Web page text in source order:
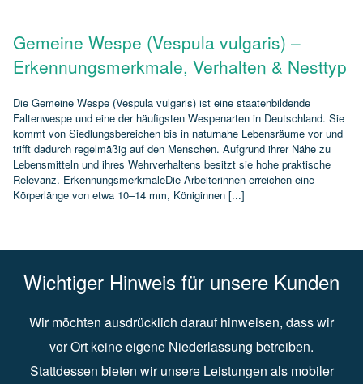
Gemeine Wespe (Vespula vulgaris) –
Erkennungsmerkmale, Verhalten & Nesttyp
Die Gemeine Wespe (Vespula vulgaris) ist eine staatenbildende
Faltenwespe und eine der häufigsten Wespenarten in Deutschland. Sie
kommt von Siedlungsbereichen bis in naturnahe Lebensräume vor und
trifft dadurch regelmäßig auf den Menschen. Aufgrund ihrer Nähe zu
Lebensmitteln und ihres Wehrverhaltens besitzt sie hohe praktische
Relevanz. ErkennungsmerkmaleDie Arbeiterinnen erreichen eine
Körperlänge von etwa 10–14 mm, Königinnen [...]
Wichtiger Hinweis für unsere Kunden
Wir möchten ausdrücklich darauf hinweisen, dass wir
vor Ort keine eigene Niederlassung betreiben.
Stattdessen bieten wir unsere Leistungen als mobiler